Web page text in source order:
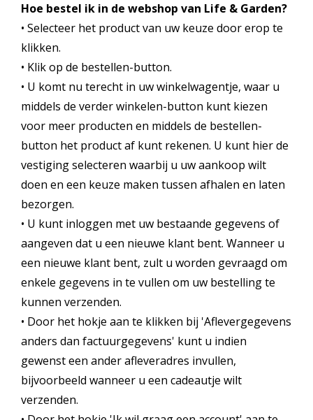
Hoe bestel ik in de webshop van Life & Garden?
• Selecteer het product van uw keuze door erop te
klikken.
• Klik op de bestellen-button.
• U komt nu terecht in uw winkelwagentje, waar u
middels de verder winkelen-button kunt kiezen
voor meer producten en middels de bestellen-
button het product af kunt rekenen. U kunt hier de
vestiging selecteren waarbij u uw aankoop wilt
doen en een keuze maken tussen afhalen en laten
bezorgen.
• U kunt inloggen met uw bestaande gegevens of
aangeven dat u een nieuwe klant bent. Wanneer u
een nieuwe klant bent, zult u worden gevraagd om
enkele gegevens in te vullen om uw bestelling te
kunnen verzenden.
• Door het hokje aan te klikken bij 'Aflevergegevens
anders dan factuurgegevens' kunt u indien
gewenst een ander afleveradres invullen,
bijvoorbeeld wanneer u een cadeautje wilt
verzenden.